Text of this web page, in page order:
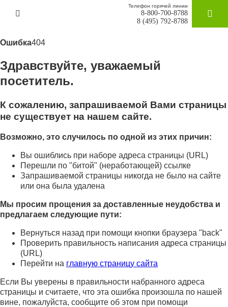
Телефон горячей линии
8-800-700-8788
8 (495) 792-8788
Ошибка404
Здравствуйте, уважаемый
посетитель.
К сожалению, запрашиваемой Вами страницы
не существует на нашем сайте.
Возможно, это случилось по одной из этих причин:
Вы ошиблись при наборе адреса страницы (URL)
Перешли по "битой" (неработающей) ссылке
Запрашиваемой страницы никогда не было на сайте
или она была удалена
Мы просим прощения за доставленные неудобства и
предлагаем следующие пути:
Вернуться назад при помощи кнопки браузера "back"
Проверить правильность написания адреса страницы
(URL)
Перейти на главную страницу сайта
Если Вы уверены в правильности набранного адреса
страницы и считаете, что эта ошибка произошла по нашей
вине, пожалуйста, сообщите об этом при помощи